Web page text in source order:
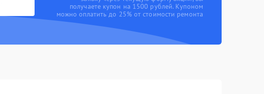
получаете купон на 1500 рублей. Купоном
можно оплатить до 25% от стоимости ремонта